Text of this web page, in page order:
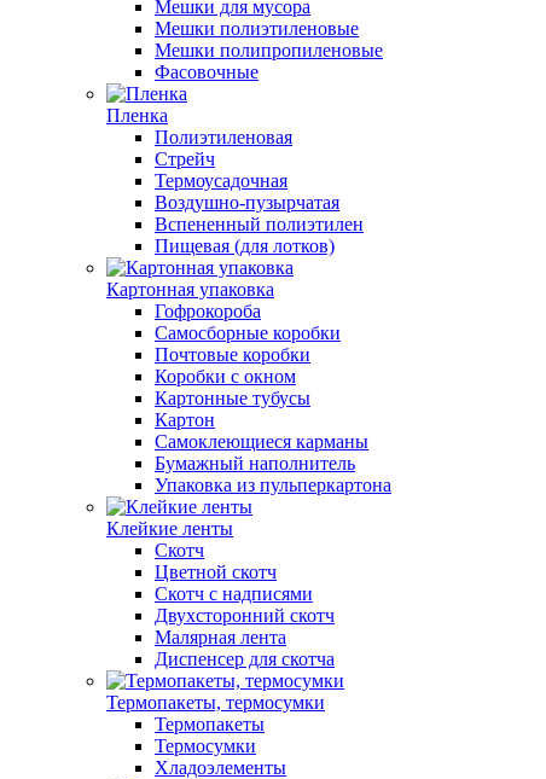
Мешки для мусора
Мешки полиэтиленовые
Мешки полипропиленовые
Фасовочные
Пленка
Полиэтиленовая
Стрейч
Термоусадочная
Воздушно-пузырчатая
Вспененный полиэтилен
Пищевая (для лотков)
Картонная упаковка
Гофрокороба
Самосборные коробки
Почтовые коробки
Коробки с окном
Картонные тубусы
Картон
Самоклеющиеся карманы
Бумажный наполнитель
Упаковка из пульперкартона
Клейкие ленты
Скотч
Цветной скотч
Скотч с надписями
Двухсторонний скотч
Малярная лента
Диспенсер для скотча
Термопакеты, термосумки
Термопакеты
Термосумки
Хладоэлементы